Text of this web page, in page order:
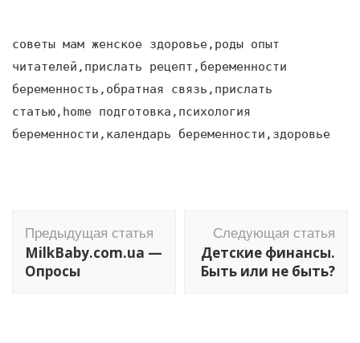
советы мам женское здоровье,роды опыт
читателей,прислать рецепт,беременности
беременность,обратная связь,прислать
статью,home подготовка,психология
беременности,календарь беременности,здоровье
по
записям
Предыдущая статья
MilkBaby.com.ua —
Опросы
Следующая статья
Детские финансы.
Быть или не быть?